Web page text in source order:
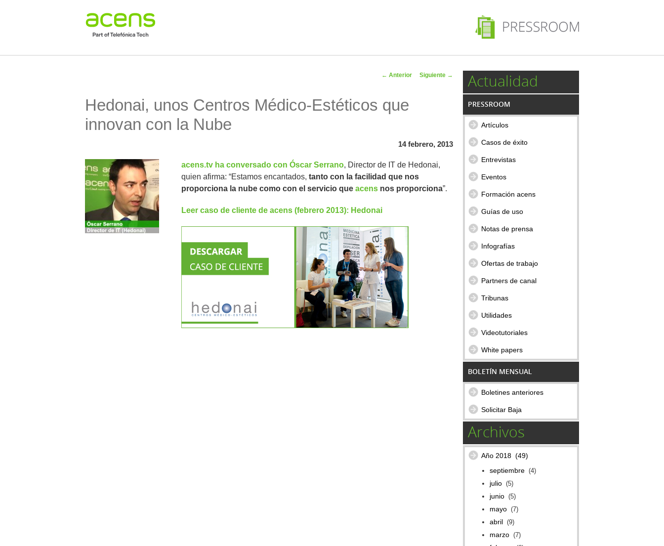
Navegador de
← Anterior Siguiente →
Hedonai, unos Centros Médico-Estéticos que
innovan con la Nube
14 febrero, 2013
acens.tv ha conversado con Óscar Serrano, Director de IT de Hedonai,
quien afirma: “Estamos encantados, tanto con la facilidad que nos
proporciona la nube como con el servicio que acens nos proporciona”.
Leer caso de cliente de acens (febrero 2013): Hedonai
Actualidad
PRESSROOM
Artículos
Casos de éxito
Entrevistas
Eventos
Formación acens
Guías de uso
Notas de prensa
Infografías
Ofertas de trabajo
Partners de canal
Tribunas
Utilidades
Videotutoriales
White papers
BOLETÍN MENSUAL
Boletines anteriores
Solicitar Baja
Archivos
Año 2018 (49)
septiembre (4)
julio (5)
junio (5)
mayo (7)
abril (9)
marzo (7)